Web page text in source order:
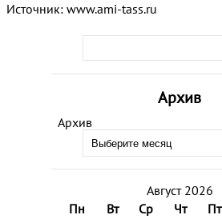
Архив
Архив
Август 2026
Пн
Вт Ср Чт Пт
Источник: www.ami-tass.ru